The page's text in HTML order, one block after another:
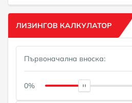
ЛИЗИНГОВ КАЛКУЛАТОР
Първоначална вноска:
0%